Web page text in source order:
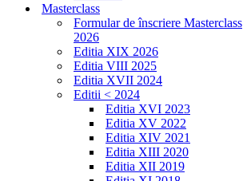
Masterclass
Formular de înscriere Masterclass
2026
Editia XIX 2026
Editia VIII 2025
Editia XVII 2024
Editii < 2024
Editia XVI 2023
Editia XV 2022
Editia XIV 2021
Editia XIII 2020
Editia XII 2019